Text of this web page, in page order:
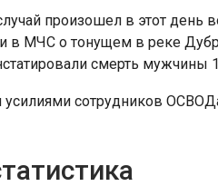
произошел в этот день
в МЧС о тонущем в реке
смерть мужчины
сотрудников